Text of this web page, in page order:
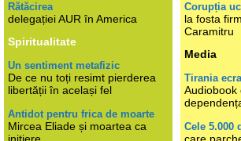
Rătăcirea
delegației AUR în America
Spiritualitate
Un sentiment metafizic
De ce nu toți resimt pierderea
libertății în același fel
Antidot pentru frica de moarte
Mircea Eliade și moartea ca
Corupția
la fosta
Caramitru
Media
Tirania
Audiobook
Cele 5.000